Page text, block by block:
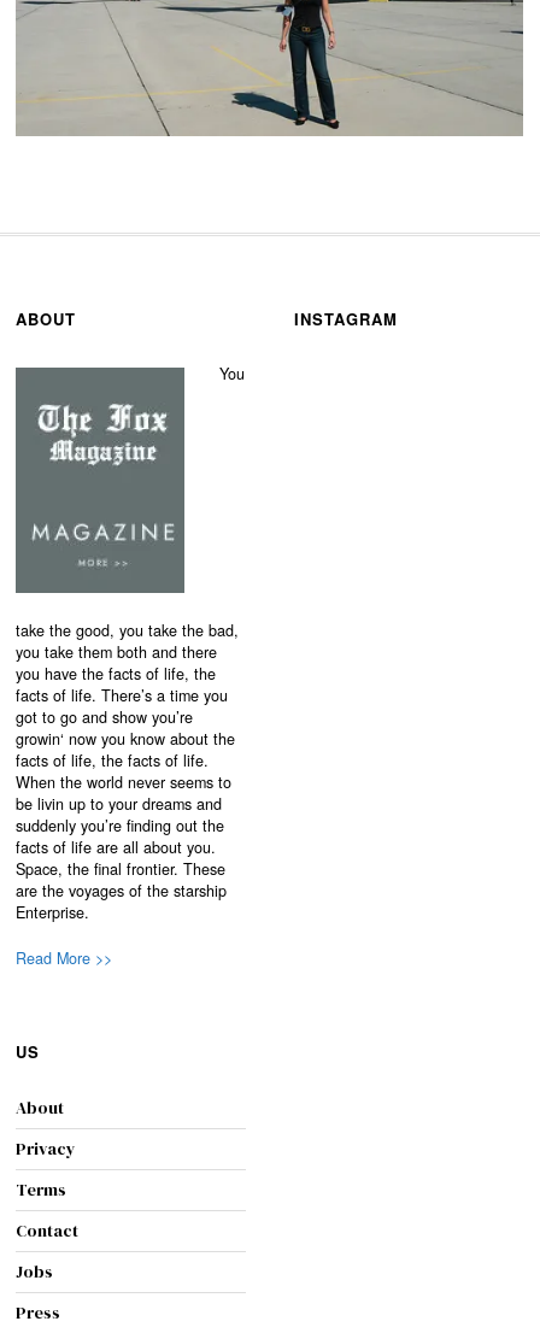
ABOUT
You
take the good, you take the bad,
you take them both and there
you have the facts of life, the
facts of life. There’s a time you
got to go and show you’re
growin‘ now you know about the
facts of life, the facts of life.
When the world never seems to
be livin up to your dreams and
suddenly you’re finding out the
facts of life are all about you.
Space, the final frontier. These
are the voyages of the starship
Enterprise.
Read More >>
INSTAGRAM
US
About
Privacy
Terms
Contact
Jobs
Press